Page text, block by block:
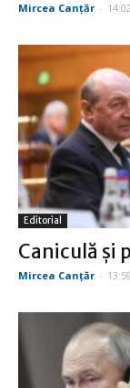
Mircea Canţăr -
Editorial
Caniculă şi
Mircea Canţăr -